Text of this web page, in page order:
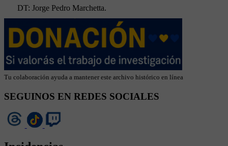
DT: Jorge Pedro Marchetta.
Tu colaboración ayuda a mantener este archivo histórico en línea
SEGUINOS EN REDES SOCIALES